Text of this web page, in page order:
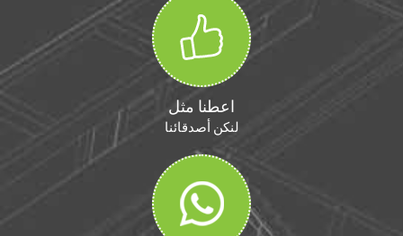
اعطنا مثل
لنكن أصدقائنا